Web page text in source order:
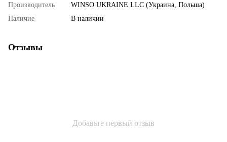
Производитель
WINSO UKRAINE LLC (Украина, Польша)
Наличие
В наличии
Отзывы
Добавьте первый отзыв